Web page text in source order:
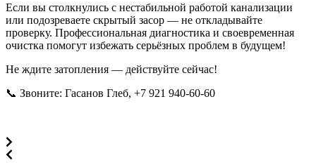
Если вы столкнулись с нестабильной работой канализации
или подозреваете скрытый засор — не откладывайте
проверку. Профессиональная диагностика и своевременная
очистка помогут избежать серьёзных проблем в будущем!
Не ждите затопления — действуйте сейчас!
📞 Звоните: Гасанов Глеб, +7 921 940‑60‑60